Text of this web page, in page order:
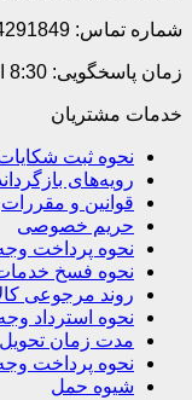
شماره تماس: 07734291849
زمان پاسخگویی: 8:30 الی 20
خدمات مشتریان
نحوه ثبت
رویه‌های
قوانین و مقررات
حریم خصوصی
نحوه پرداخت
نحوه فسخ
روند مرجوعی
نحوه استرداد
مدت زمان تحویل
نحوه پرداخت
شیوه حمل